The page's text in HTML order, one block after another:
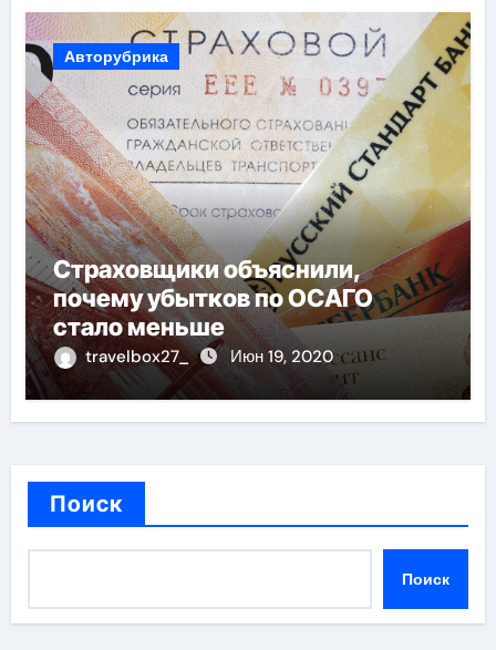
Авторубрика
Страховщики объяснили,
почему убытков по ОСАГО
стало меньше
travelbox27_ Июн 19, 2020
Поиск
Поиск